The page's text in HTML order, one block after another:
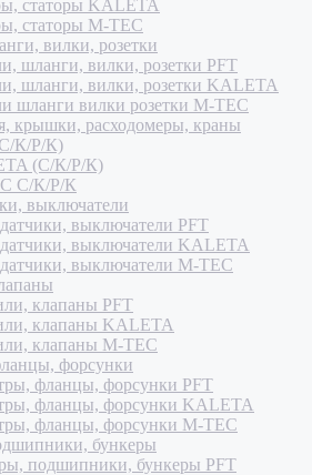
статоры KALETA
статоры M-TEC
вилки, розетки
шланги, вилки, розетки PFT
шланги, вилки, розетки KALETA
шланги вилки розетки M-TEC
крышки, расходомеры, краны
К/Р/К)
(С/К/Р/К)
С/К/Р/К
выключатели
выключатели PFT
датчики, выключатели KALETA
выключатели M-TEC
клапаны PFT
клапаны KALETA
клапаны M-TEC
форсунки
фланцы, форсунки PFT
фланцы, форсунки KALETA
фланцы, форсунки M-TEC
бункеры
подшипники, бункеры PFT